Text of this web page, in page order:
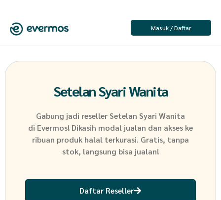
Masuk / Daftar
Setelan Syari Wanita
Gabung jadi reseller Setelan Syari Wanita
di Evermos! Dikasih modal jualan dan akses ke
ribuan produk halal terkurasi. Gratis, tanpa
stok, langsung bisa jualan!
Daftar Reseller